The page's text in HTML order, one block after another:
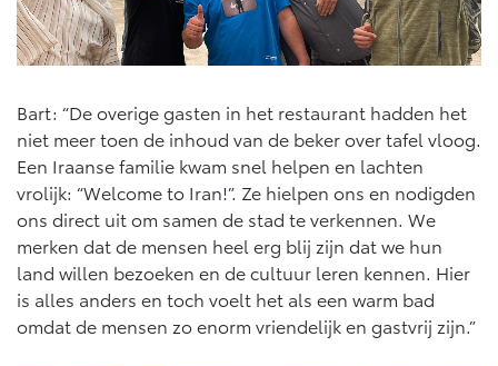
Vanaf € 37.500,- Vanaf € 55.950,-
Proace Max (excl. BTW)
OOK ALS BATTERIJ-
ELEKTRISCH
Vanaf € 46.301,-
Hilux (excl. BTW)
OOK ALS BATTERIJ-
ELEKTRISCH
Vanaf € 56.570,-
Bart: “De overige gasten in het restaurant hadden het
niet meer toen de inhoud van de beker over tafel vloog.
Een Iraanse familie kwam snel helpen en lachten
vrolijk: “Welcome to Iran!”. Ze hielpen ons en nodigden
ons direct uit om samen de stad te verkennen. We
merken dat de mensen heel erg blij zijn dat we hun
land willen bezoeken en de cultuur leren kennen. Hier
is alles anders en toch voelt het als een warm bad
omdat de mensen zo enorm vriendelijk en gastvrij zijn.”